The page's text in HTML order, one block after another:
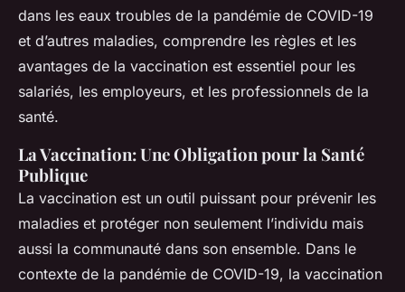
dans les eaux troubles de la pandémie de COVID-19
et d’autres maladies, comprendre les règles et les
avantages de la vaccination est essentiel pour les
salariés, les employeurs, et les professionnels de la
santé.
La Vaccination: Une Obligation pour la Santé
Publique
La vaccination est un outil puissant pour prévenir les
maladies et protéger non seulement l’individu mais
aussi la communauté dans son ensemble. Dans le
contexte de la pandémie de COVID-19, la vaccination